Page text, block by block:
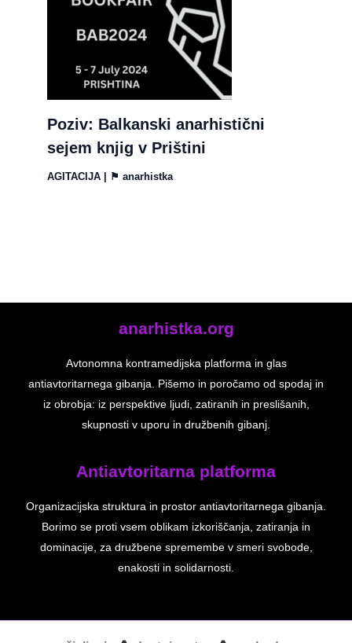
Poziv: Balkanski anarhistični
sejem knjig v Prištini
AGITACIJA | ⚑ anarhistka
anarhistka.org
Avtonomna kontramedijska platforma in glas
antiavtoritarnega gibanja. Pišemo in poročamo od spodaj in
iz obrobja: iz perspektive ljudi, zatiranih in preslišanih,
skupnosti v uporu in družbenih gibanj.
Antiavtoritarna platforma
Organizacijska struktura in prostor antiavtoritarnega gibanja.
Borimo se proti vsem oblikam izkoriščanja, zatiranja in
dominacije, za družbene spremembe v smeri svobode,
enakosti in solidarnosti.